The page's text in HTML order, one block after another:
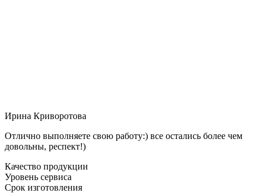
Ирина Криворотова
Отлично выполняете свою работу:) все остались более чем
довольны, респект!)
Качество продукции
Уровень сервиса
Срок изготовления